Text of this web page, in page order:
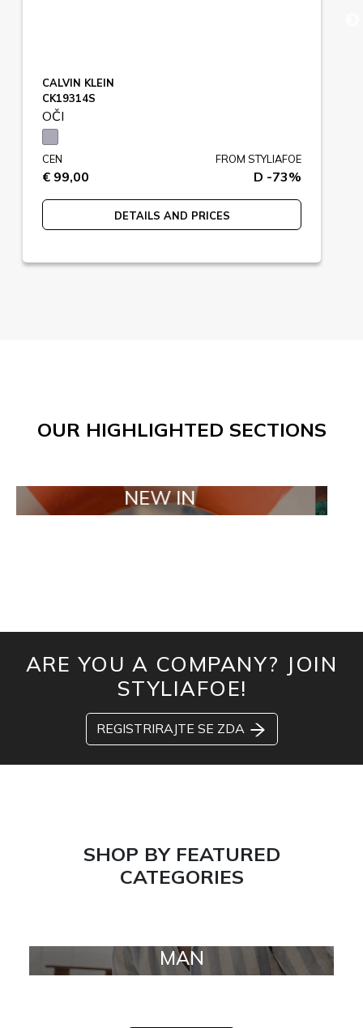
CALVIN KLEIN
CK19314S
OČI
CEN
€ 99,00
FROM STYLIAFOE
D -73%
DETAILS AND PRICES
OUR HIGHLIGHTED SECTIONS
NEW IN
ARE YOU A COMPANY? JOIN
STYLIAFOE!
REGISTRIRAJTE SE ZDA
SHOP BY FEATURED
CATEGORIES
MAN